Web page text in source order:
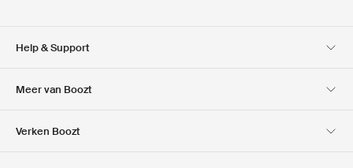
Help & Support
Meer van Boozt
Verken Boozt